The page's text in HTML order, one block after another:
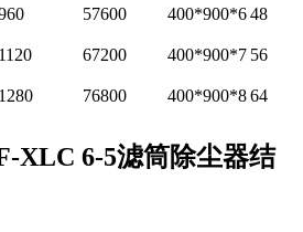
57600 400*900*648
1120 67200 400*900*7 56
1280 76800 400*900*864
XLC 6-5滤筒除尘器结